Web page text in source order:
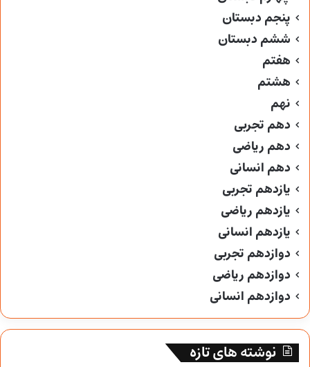
پنجم دبستان
ششم دبستان
هفتم
هشتم
نهم
دهم تجربی
دهم ریاضی
دهم انسانی
یازدهم تجربی
یازدهم ریاضی
یازدهم انسانی
دوازدهم تجربی
دوازدهم ریاضی
دوازدهم انسانی
نوشته های تازه